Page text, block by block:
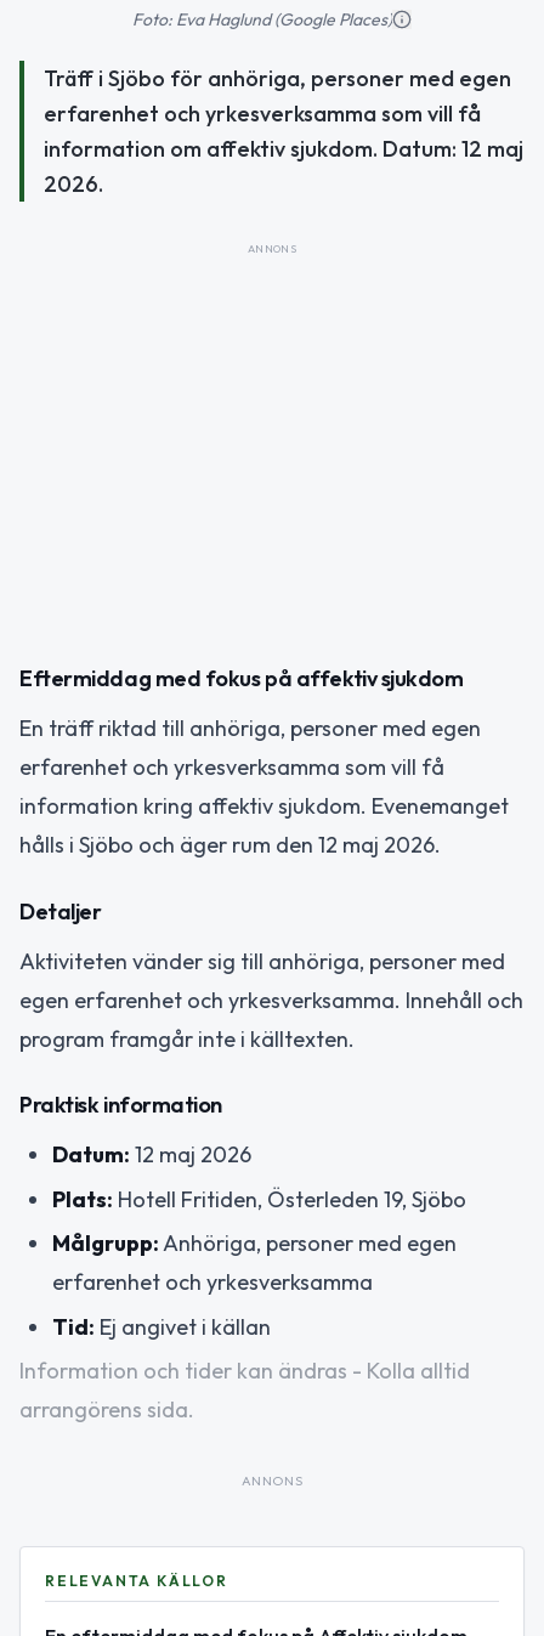
Foto: Eva Haglund (Google Places)
Träff i Sjöbo för anhöriga, personer med egen
erfarenhet och yrkesverksamma som vill få
information om affektiv sjukdom. Datum: 12 maj
2026.
ANNONS
Eftermiddag med fokus på affektiv sjukdom
En träff riktad till anhöriga, personer med egen
erfarenhet och yrkesverksamma som vill få
information kring affektiv sjukdom. Evenemanget
hålls i Sjöbo och äger rum den 12 maj 2026.
Detaljer
Aktiviteten vänder sig till anhöriga, personer med
egen erfarenhet och yrkesverksamma. Innehåll och
program framgår inte i källtexten.
Praktisk information
Datum: 12 maj 2026
Plats: Hotell Fritiden, Österleden 19, Sjöbo
Målgrupp:Anhöriga, personer med egen
erfarenhet och yrkesverksamma
Tid: Ej angivet i källan
Information och tider kan ändras - Kolla alltid
arrangörens sida.
ANNONS
RELEVANTA KÄLLOR